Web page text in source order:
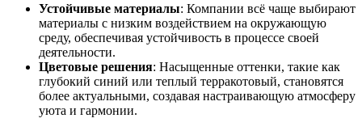
Устойчивые материалы: Компании всё чаще выбирают
материалы с низким воздействием на окружающую
среду, обеспечивая устойчивость в процессе своей
деятельности.
Цветовые решения: Насыщенные оттенки, такие как
глубокий синий или теплый терракотовый, становятся
более актуальными, создавая настраивающую атмосферу
уюта и гармонии.